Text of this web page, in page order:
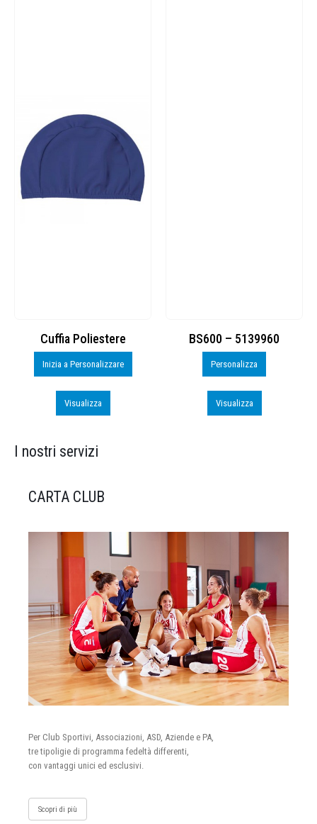
Cuffia Poliestere
Inizia a Personalizzare
Visualizza
BS600 – 5139960
Personalizza
Visualizza
I nostri servizi
CARTA CLUB
Per Club Sportivi, Associazioni, ASD, Aziende e PA,
tre tipoligie di programma fedeltà differenti,
con vantaggi unici ed esclusivi.
Scopri di più